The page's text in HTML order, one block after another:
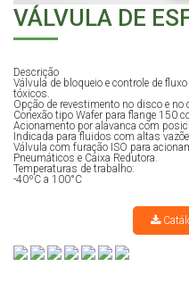
VÁLVULA DE
Descrição
Válvula de bloqueio e controle de
tóxicos.
Opção de revestimento no disco e no
Conexão tipo Wafer para flange 150
Acionamento por alavanca com
Indicada para fluidos com altas
Válvula com furação ISO para
Pneumáticos e Caixa Redutora.
Temperaturas de trabalho:
-40ºC a 100°C